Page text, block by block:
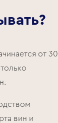
от 30
вин и